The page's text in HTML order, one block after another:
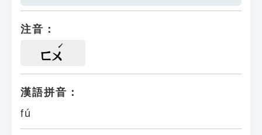
注音：
ㄈㄨ
漢語拼音：
fú